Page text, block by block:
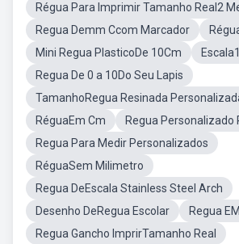
Régua Para Imprimir Tamanho Real2
Regua Demm Ccom Marcador
Mini Regua PlasticoDe 10Cm
Regua De 0 a 10Do Seu Lapis
TamanhoRegua Resinada
RéguaEm Cm
Regua Personalizado
Regua Para Medir Personalizados
RéguaSem Milimetro
Regua DeEscala Stainless Steel Arch
Desenho DeRegua Escolar
Regua
Regua Gancho ImprirTamanho Real